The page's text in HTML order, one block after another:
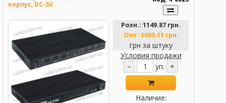
корпус, DC-5V
Розн.: 1149.87 грн.
Опт: 1095.11 грн.
грн за штуку
Условия продажи
−
уп. +
Наличие: